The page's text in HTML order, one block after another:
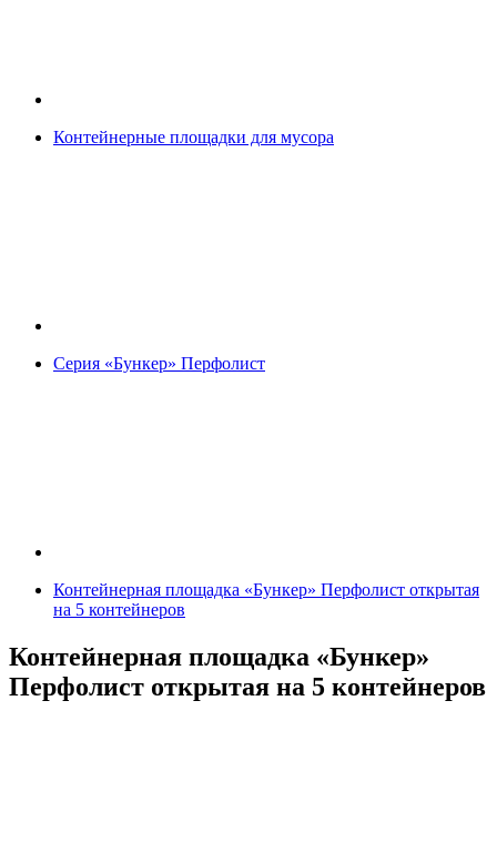
Контейнерные площадки для мусора
Серия «Бункер» Перфолист
Контейнерная площадка «Бункер» Перфолист открытая
на 5 контейнеров
Контейнерная площадка «Бункер»
Перфолист открытая на 5 контейнеров